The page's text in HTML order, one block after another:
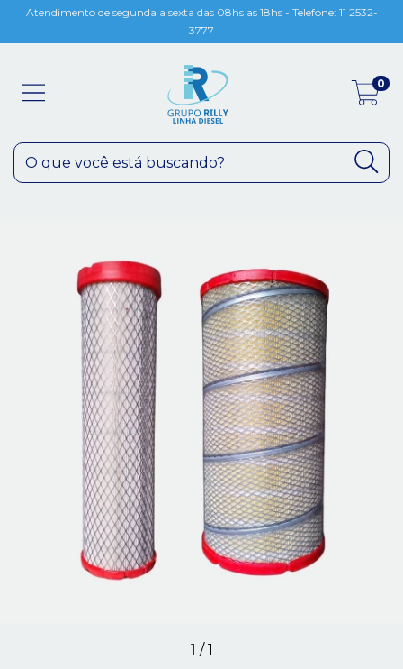
Atendimento de segunda a sexta das 08hs as 18hs - Telefone: 11 2532-
3777
0
1 /1